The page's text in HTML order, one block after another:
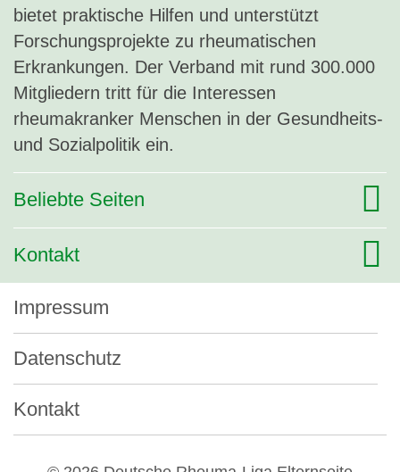
bietet praktische Hilfen und unterstützt
Forschungsprojekte zu rheumatischen
Erkrankungen. Der Verband mit rund 300.000
Mitgliedern tritt für die Interessen
rheumakranker Menschen in der Gesundheits-
und Sozialpolitik ein.
Beliebte Seiten
Kontakt
Impressum
Datenschutz
Kontakt